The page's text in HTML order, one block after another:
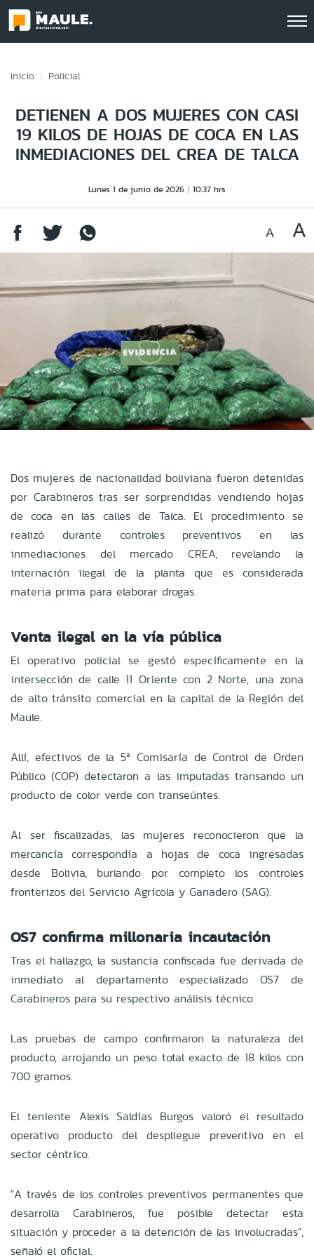
Inicio Policial
DETIENEN A DOS MUJERES CON CASI
19 KILOS DE HOJAS DE COCA EN LAS
INMEDIACIONES DEL CREA DE TALCA
Lunes 1 de junio de 2026 10:37 hrs
Dos mujeres de nacionalidad boliviana fueron detenidas
por Carabineros tras ser sorprendidas vendiendo hojas
de coca en las calles de Talca. El procedimiento se
realizó durante controles preventivos en las
inmediaciones del mercado CREA, revelando la
internación ilegal de la planta que es considerada
materia prima para elaborar drogas.
Venta ilegal en la vía pública
El operativo policial se gestó específicamente en la
intersección de calle 11 Oriente con 2 Norte, una zona
de alto tránsito comercial en la capital de la Región del
Maule.
Allí, efectivos de la 5ª Comisaría de Control de Orden
Público (COP) detectaron a las imputadas transando un
producto de color verde con transeúntes.
Al ser fiscalizadas, las mujeres reconocieron que la
mercancía correspondía a hojas de coca ingresadas
desde Bolivia, burlando por completo los controles
fronterizos del Servicio Agrícola y Ganadero (SAG).
OS7 confirma millonaria incautación
Tras el hallazgo, la sustancia confiscada fue derivada de
inmediato al departamento especializado OS7 de
Carabineros para su respectivo análisis técnico.
Las pruebas de campo confirmaron la naturaleza del
producto, arrojando un peso total exacto de 18 kilos con
700 gramos.
El teniente Alexis Saldías Burgos valoró el resultado
operativo producto del despliegue preventivo en el
sector céntrico.
"A través de los controles preventivos permanentes que
desarrolla Carabineros, fue posible detectar esta
situación y proceder a la detención de las involucradas",
señaló el oficial.